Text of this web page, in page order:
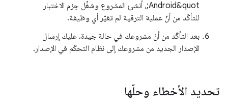
Android&quot;، أنشئ المشروع وشغِّل حِزم الاختبار
للتأكّد من أنّ عملية الترقية لم تغيّر أي وظيفة.
بعد التأكّد من أنّ مشروعك في حالة جيدة، عليك إرسال
الإصدار الجديد من مشروعك إلى نظام التحكّم في الإصدار.
تحديد الأخطاء وحلّها